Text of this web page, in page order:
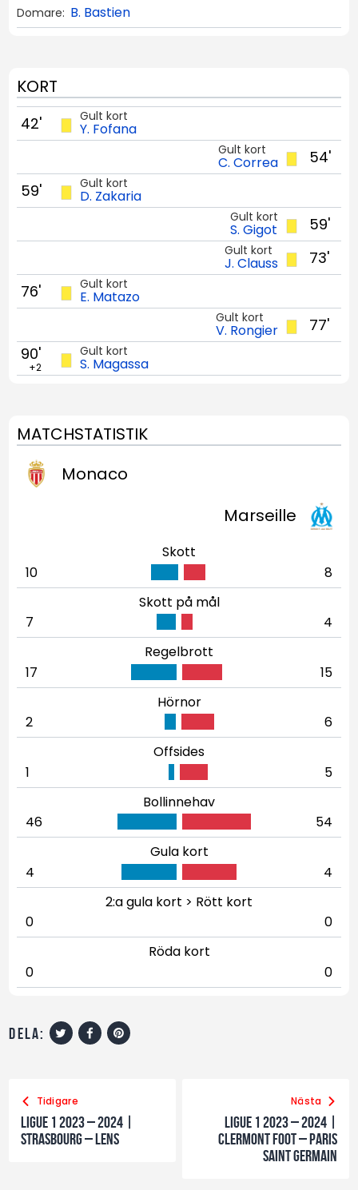
Domare: B. Bastien
KORT
Gult kort
Y. Fofana
42'
54'
Gult kort
C. Correa
Gult kort
D. Zakaria
59'
59'
Gult kort
S. Gigot
73'
Gult kort
J. Clauss
Gult kort
E. Matazo
76'
77'
Gult kort
V. Rongier
Gult kort
S. Magassa
90'
+2
MATCHSTATISTIK
Monaco
Marseille
Skott
10
8
Skott på mål
7
4
Regelbrott
17
15
Hörnor
2
6
Offsides
1
5
Bollinnehav
46
54
Gula kort
4
4
2:a gula kort > Rött kort
0
0
Röda kort
0
0
dela:
Tidigare
Ligue 1 2023 – 2024 |
Strasbourg – Lens
Nästa
Ligue 1 2023 – 2024 |
Clermont Foot – Paris
Saint Germain